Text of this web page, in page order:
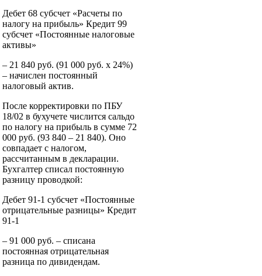
Дебет 68 субсчет «Расчеты по
налогу на прибыль» Кредит 99
субсчет «Постоянные налоговые
активы»
– 21 840 руб. (91 000 руб. x 24%)
– начислен постоянный
налоговый актив.
После корректировки по ПБУ
18/02 в бухучете числится сальдо
по налогу на прибыль в сумме 72
000 руб. (93 840 – 21 840). Оно
совпадает с налогом,
рассчитанным в декларации.
Бухгалтер списал постоянную
разницу проводкой:
Дебет 91-1 субсчет «Постоянные
отрицательные разницы» Кредит
91-1
– 91 000 руб. – списана
постоянная отрицательная
разница по дивидендам.